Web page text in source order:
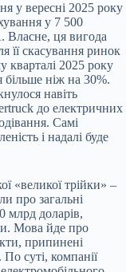
у вересні 2025 року
у 7 500
Власне, ця вигода
її скасування ринок
кварталі 2025 року
ніж на 30%.
навіть
до електричних
Самі
і надалі буде
«великої трійки» –
про загальні
млрд доларів,
Мова йде про
припинені
По суті, компанії